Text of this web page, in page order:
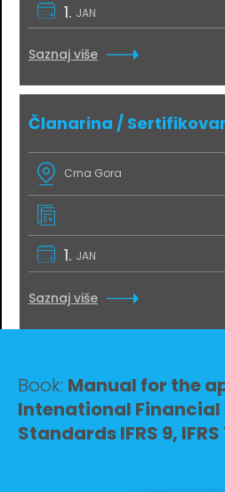
1. JAN
Saznaj više
Članarina /
Crna Gora
1. JAN
Saznaj više
Book: Manual for the
Intenational Financial
Standards IFRS 9, IFRS